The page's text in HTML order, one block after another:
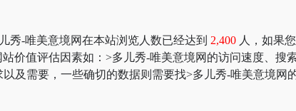
秀-唯美意境网在本站浏览人数已经达到 2,400 人，如果
站价值评估因素如：>多儿秀-唯美意境网的访问速度、
及需要，一些确切的数据则需要找>多儿秀-唯美意境网